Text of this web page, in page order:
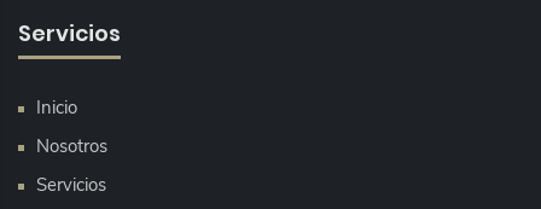
Servicios
Inicio
Nosotros
Servicios